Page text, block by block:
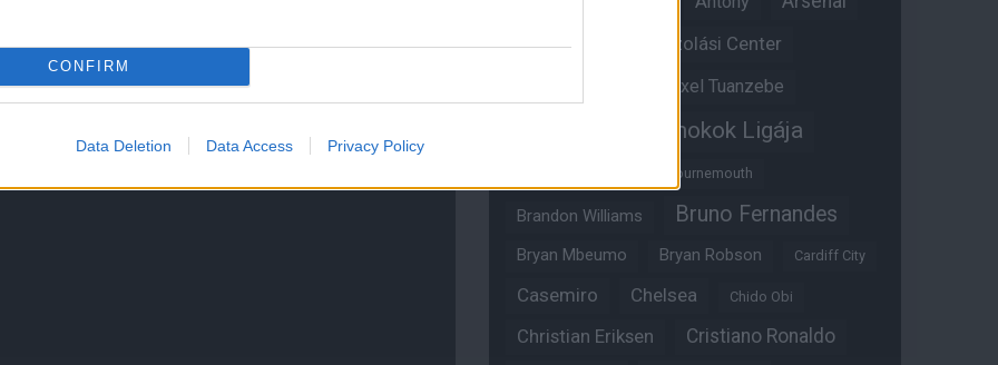
CONFIRM
Data Deletion Data Access Privacy Policy
Aston Villa Átigazolási Center
Axel Tuanzebe
Bajnokok Ligája
Bournemouth
Brandon Williams Bruno Fernandes
Bryan Mbeumo Bryan Robson Cardiff City
Casemiro Chelsea Chido Obi
Christian Eriksen Cristiano Ronaldo